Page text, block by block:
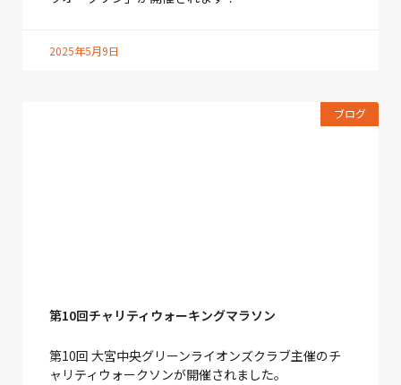
2025年5月9日
ブログ
第10回チャリティウォーキングマラソン
第10回 大宮中央グリーンライオンズクラブ主催のチ
ャリティウォークソンが開催されました。